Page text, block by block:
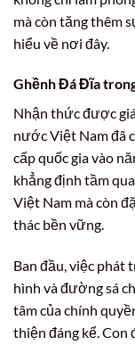
mà còn tăng thêm
hiểu về nơi đây.
Ghềnh Đá Đĩa
Nhận thức được
nước Việt Nam đã
cấp quốc gia vào
khẳng định tầm
Việt Nam mà còn
thác bền vững.
Ban đầu, việc phát
hình và đường sá
tâm của chính
thiện đáng kể.